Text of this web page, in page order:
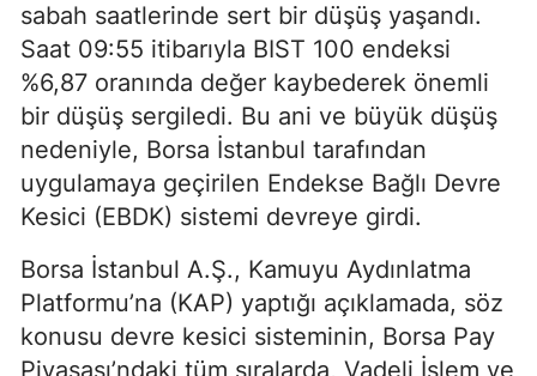
sabah saatlerinde sert bir düşüş yaşandı.
Saat 09:55 itibarıyla BIST 100 endeksi
%6,87 oranında değer kaybederek önemli
bir düşüş sergiledi. Bu ani ve büyük düşüş
nedeniyle, Borsa İstanbul tarafından
uygulamaya geçirilen Endekse Bağlı Devre
Kesici (EBDK) sistemi devreye girdi.
Borsa İstanbul A.Ş., Kamuyu Aydınlatma
Platformu’na (KAP) yaptığı açıklamada, söz
konusu devre kesici sisteminin, Borsa Pay
Piyasası’ndaki tüm sıralarda, Vadeli İşlem ve